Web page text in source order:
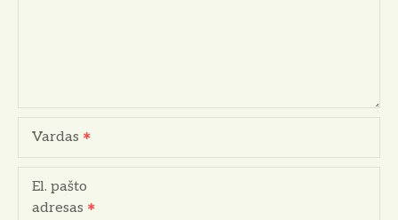
Vardas
El. pašto
adresas